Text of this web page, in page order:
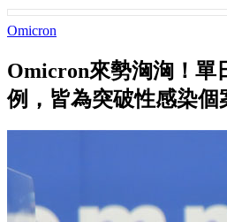
Omicron
Omicron來勢洶洶！單
例，皆為突破性感染個